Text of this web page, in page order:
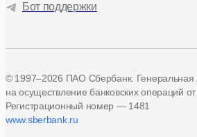
Бот поддержки
© 1997–2026 ПАО Сбербанк. Генеральная
на осуществление банковских операций
Регистрационный номер — 1481
www.sberbank.ru